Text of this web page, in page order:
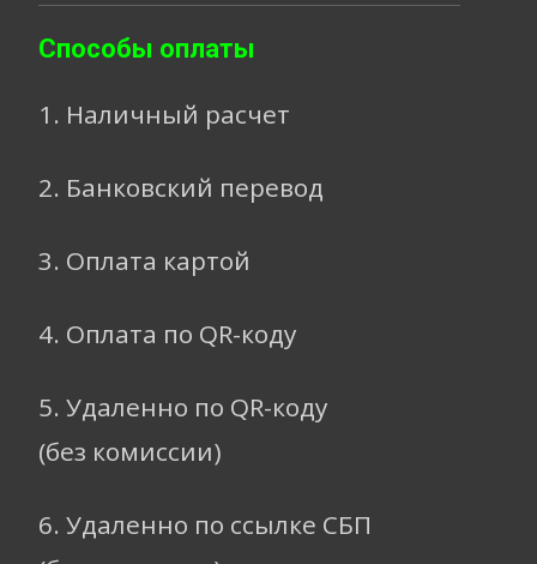
Способы оплаты
1. Наличный расчет
2. Банковский перевод
3. Оплата картой
4. Оплата по QR-коду
5. Удаленно по QR-коду
(без комиссии)
6. Удаленно по ссылке СБП